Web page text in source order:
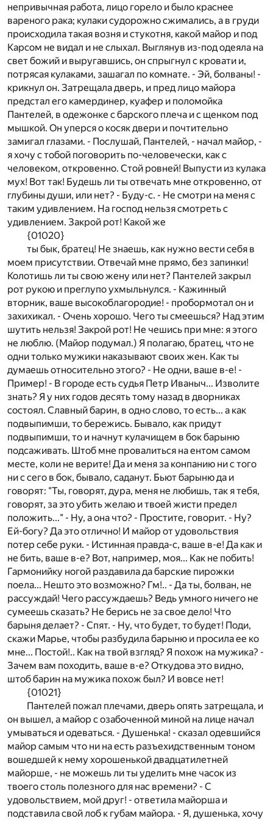
непривычная работа, лицо горело и было краснее
вареного рака; кулаки судорожно сжимались, а в груди
происходила такая возня и стукотня, какой майор и под
Карсом не видал и не слыхал. Выглянув из-под одеяла на
свет божий и выругавшись, он спрыгнул с кровати и,
потрясая кулаками, зашагал по комнате. - Эй, болваны! -
крикнул он. Затрещала дверь, и пред лицо майора
предстал его камердинер, куафер и поломойка
Пантелей, в одежонке с барского плеча и с щенком под
мышкой. Он уперся о косяк двери и почтительно
замигал глазами. - Послушай, Пантелей, - начал майор, -
я хочу с тобой поговорить по-человечески, как с
человеком, откровенно. Стой ровней! Выпусти из кулака
мух! Вот так! Будешь ли ты отвечать мне откровенно, от
глубины души, или нет? - Буду-с. - Не смотри на меня с
таким удивлением. На господ нельзя смотреть с
удивлением. Закрой рот! Какой же
{01020}
ты бык, братец! Не знаешь, как нужно вести себя в
моем присутствии. Отвечай мне прямо, без запинки!
Колотишь ли ты свою жену или нет? Пантелей закрыл
рот рукою и преглупо ухмыльнулся. - Кажинный
вторник, ваше высокоблагородие! - пробормотал он и
захихикал. - Очень хорошо. Чего ты смеешься? Над этим
шутить нельзя! Закрой рот! Не чешись при мне: я этого
не люблю. (Майор подумал.) Я полагаю, братец, что не
одни только мужики наказывают своих жен. Как ты
думаешь относительно этого? - Не одни, ваше в-е! -
Пример! - В городе есть судья Петр Иваныч... Изволите
знать? Я у них годов десять тому назад в дворниках
состоял. Славный барин, в одно слово, то есть... а как
подвыпимши, то бережись. Бывало, как придут
подвыпимши, то и начнут кулачищем в бок барыню
подсаживать. Штоб мне провалиться на ентом самом
месте, коли не верите! Да и меня за конпанию ни с того
ни с сего в бок, бывало, саданут. Бьют барыню да и
говорят: "Ты, говорят, дура, меня не любишь, так я тебя,
говорят, за это убить желаю и твоей жисти предел
положить..." - Ну, а она что? - Простите, говорит. - Ну?
Ей-богу? Да это отлично! И майор от удовольствия
потер себе руки. - Истинная правда-с, ваше в-е! Да как и
не бить, ваше в-е? Вот, например, моя... Как не побить!
Гармонийку ногой раздавила да барские пирожки
поела... Нешто это возможно? Гм!.. - Да ты, болван, не
рассуждай! Чего рассуждаешь? Ведь умного ничего не
сумеешь сказать? Не берись не за свое дело! Что
барыня делает? - Спят. - Ну, что будет, то будет! Поди,
скажи Марье, чтобы разбудила барыню и просила ее ко
мне... Постой!.. Как на твой взгляд? Я похож на мужика? -
Зачем вам походить, ваше в-е? Откудова это видно,
штоб барин на мужика похож был? И вовсе нет!
{01021}
Пантелей пожал плечами, дверь опять затрещала, и
он вышел, а майор с озабоченной миной на лице начал
умываться и одеваться. - Душенька! - сказал одевшийся
майор самым что ни на есть разъехидственным тоном
вошедшей к нему хорошенькой двадцатилетней
майорше, - не можешь ли ты уделить мне часок из
твоего столь полезного для нас времени? - С
удовольствием, мой друг! - ответила майорша и
подставила свой лоб к губам майора. - Я, душенька, хочу